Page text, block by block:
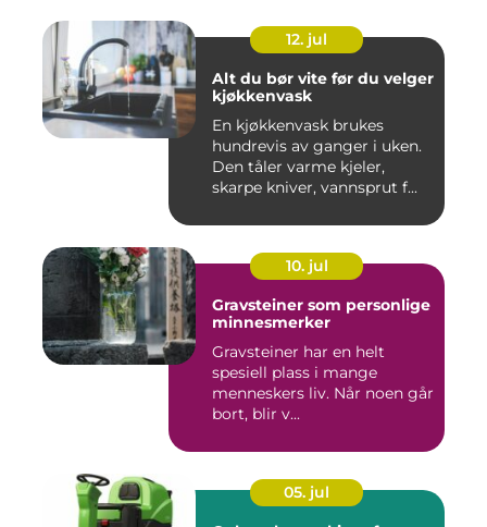
12. jul
Alt du bør vite før du velger
kjøkkenvask
En kjøkkenvask brukes
hundrevis av ganger i uken.
Den tåler varme kjeler,
skarpe kniver, vannsprut f...
10. jul
Gravsteiner som personlige
minnesmerker
Gravsteiner har en helt
spesiell plass i mange
menneskers liv. Når noen går
bort, blir v...
05. jul